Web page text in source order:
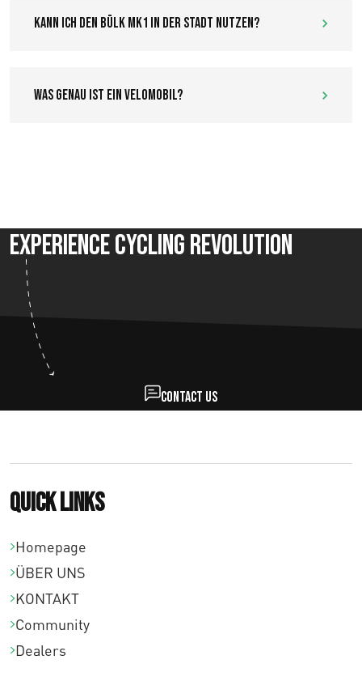
Kann ich den Bülk MK1 in der Stadt nutzen?
Was genau ist ein Velomobil?
Experience Cycling Revolution
Contact us
Quick links
Homepage
ÜBER UNS
KONTAKT
Community
Dealers